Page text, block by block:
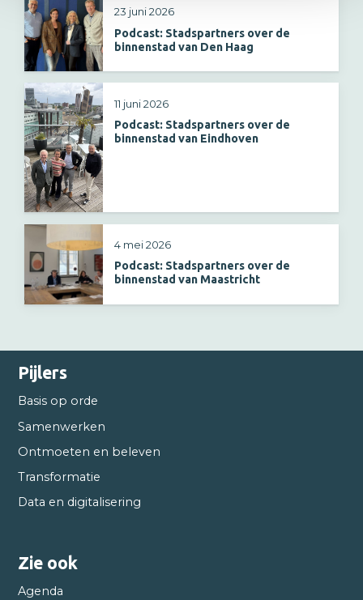
Podcast: Stadspartners over de
binnenstad van Den Haag
23 juni 2026
Podcast: Stadspartners over de
binnenstad van Eindhoven
11 juni 2026
Podcast: Stadspartners over de
binnenstad van Maastricht
4 mei 2026
Pijlers
Basis op orde
Samenwerken
Ontmoeten en beleven
Transformatie
Data en digitalisering
Zie ook
Agenda